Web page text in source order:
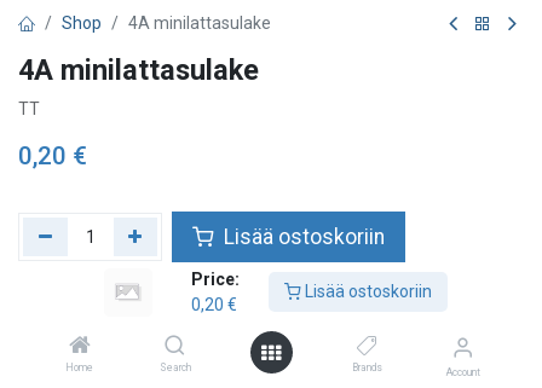
Price:
0,20 €
Lisää ostoskoriin
Home Search Brands Account
Shop 4A minilattasulake
4A minilattasulake
TT
0,20 €
Lisää ostoskoriin
Lisää toivelistalle